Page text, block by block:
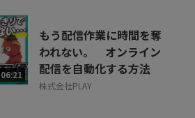
06:21
もう配信作業に時間を奪
われない。 オンライン
配信を自動化する方法
株式会社PLAY